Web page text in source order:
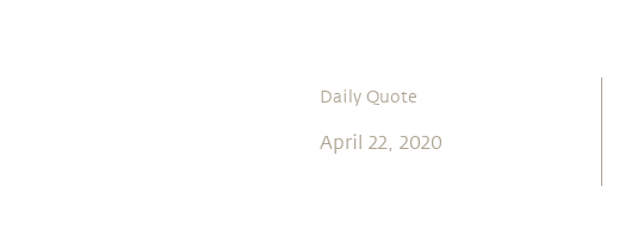
Daily Quote
April 22, 2020